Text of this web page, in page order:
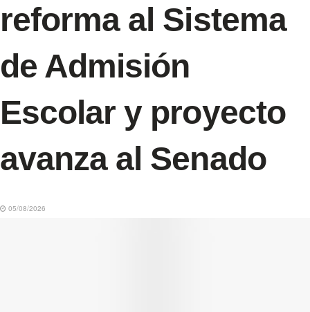
reforma al Sistema
de Admisión
Escolar y proyecto
avanza al Senado
05/08/2026